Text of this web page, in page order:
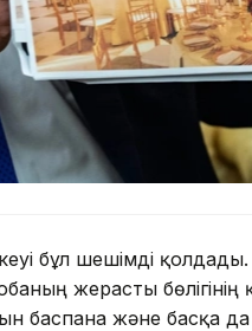
бұл шешімді
жерасты бөлігінің
баспана және басқа